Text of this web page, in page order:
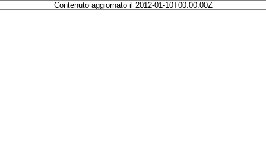
Contenuto aggiornato il 2012-01-10T00:00:00Z